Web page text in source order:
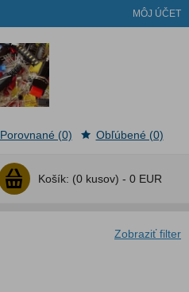
MÔJ ÚČET
Košík: (0 kusov) - 0 EUR
Porovnané (0) Obľúbené (0)
Zobraziť filter